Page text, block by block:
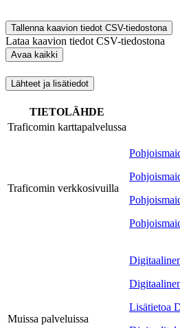
Tallenna kaavion tiedot CSV-tiedostona
Lataa kaavion tiedot CSV-tiedostona
Avaa kaikki
Lähteet ja lisätiedot
TIETOLÄHDE
Traficomin karttapalvelussa
Traficomin verkkosivuilla
Muissa palveluissa
Lisätietoa